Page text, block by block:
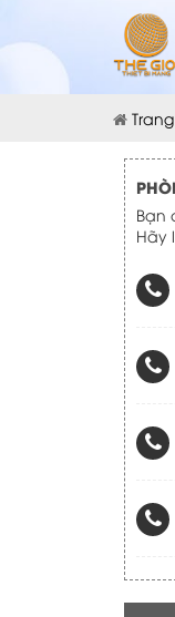
Bạn
Hãy